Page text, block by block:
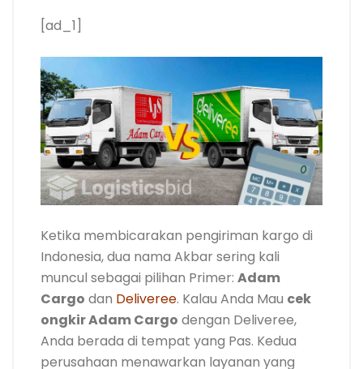
[ad_1]
Ketika membicarakan pengiriman kargo di
Indonesia, dua nama Akbar sering kali
muncul sebagai pilihan Primer: Adam
Cargo dan Deliveree. Kalau Anda Mau cek
ongkir Adam Cargo dengan Deliveree,
Anda berada di tempat yang Pas. Kedua
perusahaan menawarkan layanan yang